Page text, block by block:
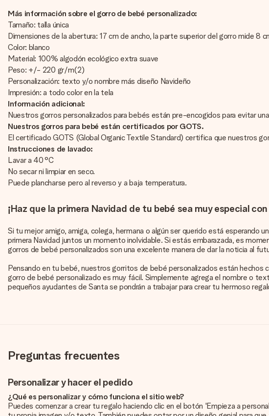
Más información sobre el gorro de bebé personalizado:
Tamaño: talla única
Dimensiones de la abertura: 17 cm de ancho, la parte superior del gorro mide 8
Color: blanco
Material: 100% algodón ecológico extra suave
Peso: +/- 220 gr/m(2)
Personalización: texto y/o nombre más diseño Navideño
Impresión: a todo color en la tela
Información adicional:
Nuestros gorros personalizados para bebés están pre-encogidos para evitar
Nuestros gorros para bebé están certificados por GOTS.
El certificado GOTS (Global Organic Textile Standard) certifica que nuestros
Instrucciones de lavado:
Lavar a 40 °C
No secar ni limpiar en seco.
Puede plancharse pero al reverso y a baja temperatura.
¡Haz que la primera Navidad de tu bebé sea muy especial
Si tu mejor amigo, amiga, colega, hermana o algún ser querido está esperando
primera Navidad juntos un momento inolvidable. Si estás embarazada, es
gorros de bebé personalizados son una excelente manera de dar la noticia al
Pensando en tu bebé, nuestros gorritos de bebé personalizados están hechos
gorro de bebé personalizado es muy fácil. Simplemente agrega el nombre o
pequeños ayudantes de Santa se pondrán a trabajar para crear tu hermoso
Preguntas frecuentes
Personalizar y hacer el pedido
¿Qué es personalizar y cómo funciona el sitio web?
Puedes comenzar a crear tu regalo haciendo clic en el botón 'Empieza a